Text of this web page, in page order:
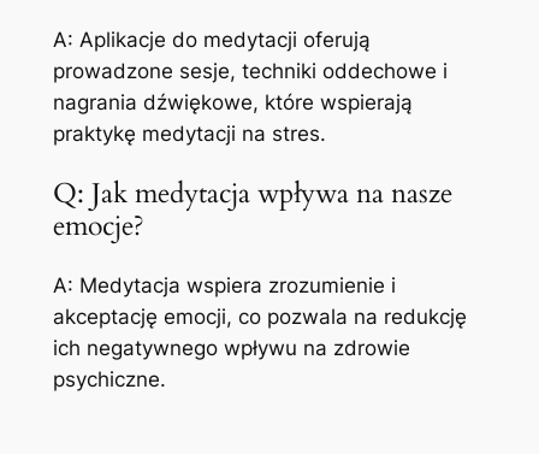
A: Aplikacje do medytacji oferują
prowadzone sesje, techniki oddechowe i
nagrania dźwiękowe, które wspierają
praktykę medytacji na stres.
Q: Jak medytacja wpływa na nasze
emocje?
A: Medytacja wspiera zrozumienie i
akceptację emocji, co pozwala na redukcję
ich negatywnego wpływu na zdrowie
psychiczne.